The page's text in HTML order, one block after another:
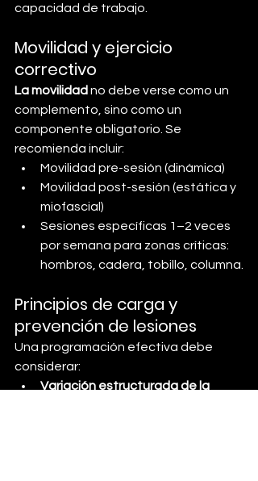
capacidad de trabajo.
Movilidad y ejercicio
correctivo
La movilidad no debe verse como un
complemento, sino como un
componente obligatorio. Se
recomienda incluir:
Movilidad pre-sesión (dinámica)
Movilidad post-sesión (estática y
miofascial)
Sesiones específicas 1–2 veces
por semana para zonas críticas:
hombros, cadera, tobillo, columna.
Principios de carga y
prevención de lesiones
Una programación efectiva debe
considerar:
Variación estructurada de la